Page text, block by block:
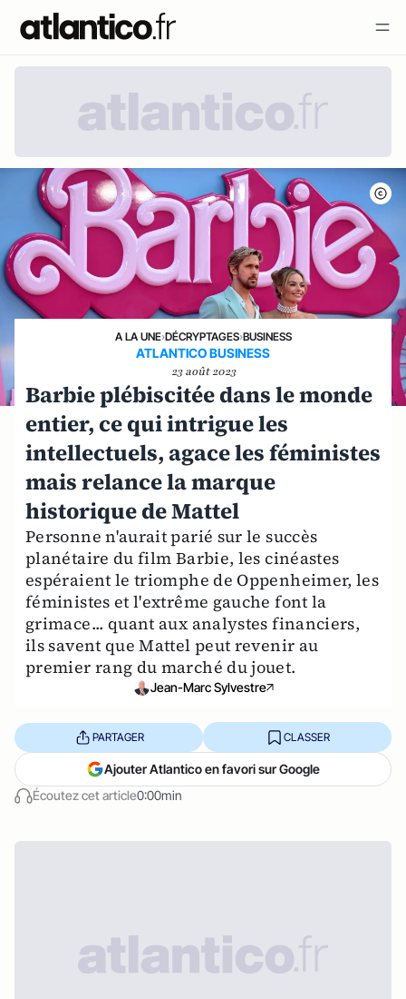
A LA UNE›DÉCRYPTAGES›BUSINESS
ATLANTICO BUSINESS
23 août 2023
Barbie plébiscitée dans le monde
entier, ce qui intrigue les
intellectuels, agace les féministes
mais relance la marque
historique de Mattel
Personne n'aurait parié sur le succès
planétaire du film Barbie, les cinéastes
espéraient le triomphe de Oppenheimer, les
féministes et l'extrême gauche font la
grimace... quant aux analystes financiers,
ils savent que Mattel peut revenir au
premier rang du marché du jouet.
Jean-Marc Sylvestre
Écoutez cet article0:00min
PARTAGER CLASSER
Ajouter Atlantico en favori sur Google